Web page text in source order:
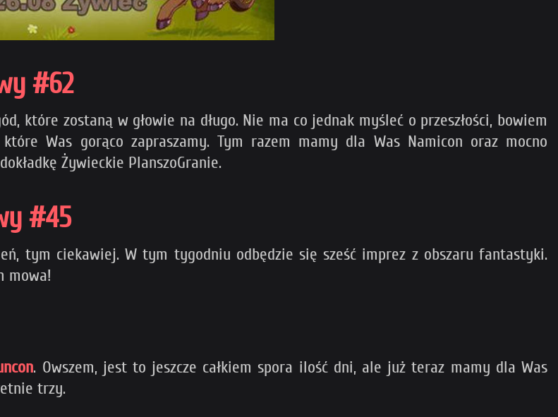
#62
które zostaną w głowie na długo. Nie ma co jednak myśleć o przeszłości, bowiem
Was gorąco zapraszamy. Tym razem mamy dla Was Namicon oraz mocno
Żywieckie PlanszoGranie.
#45
tym ciekawiej. W tym tygodniu odbędzie się sześć imprez z obszaru fantastyki.
mowa!
. Owszem, jest to jeszcze całkiem spora ilość dni, ale już teraz mamy dla Was
trzy.